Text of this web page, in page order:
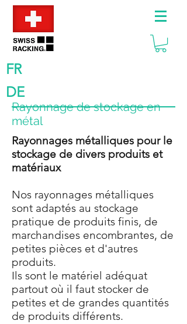
FR
DE
Rayonnage de stockage en
métal
Rayonnages métalliques pour le
stockage de divers produits et
matériaux
Nos rayonnages métalliques
sont adaptés au stockage
pratique de produits finis, de
marchandises encombrantes, de
petites pièces et d'autres
produits.
Ils sont le matériel adéquat
partout où il faut stocker de
petites et de grandes quantités
de produits différents.